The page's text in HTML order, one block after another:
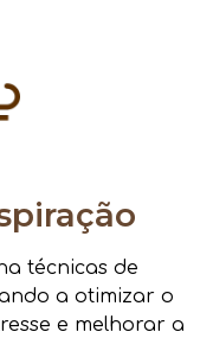
técnicas de
a otimizar o
e melhorar a